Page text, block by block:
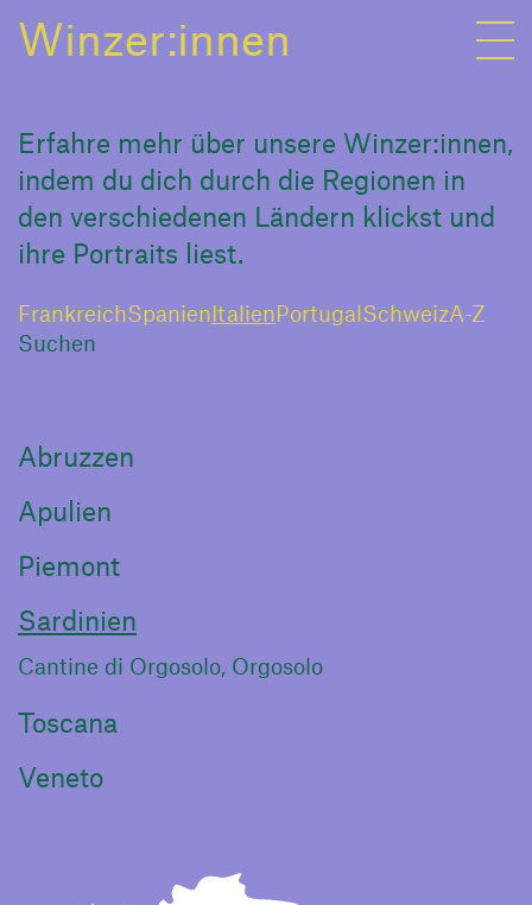
Winzer:innen
Erfahre mehr über unsere Winzer:innen,
indem du dich durch die Regionen in
den verschiedenen Ländern klickst und
ihre Portraits liest.
FrankreichSpanienItalienPortugalSchweizA-Z
Abruzzen
Apulien
Piemont
Sardinien
Cantine di Orgosolo, Orgosolo
Toscana
Veneto